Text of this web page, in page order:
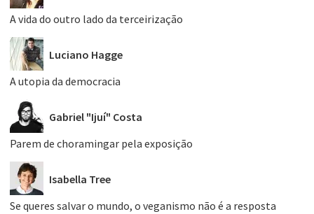
A vida do outro lado da terceirização
Luciano Hagge
A utopia da democracia
Gabriel "Ijuí" Costa
Parem de choramingar pela exposição
Isabella Tree
Se queres salvar o mundo, o veganismo não é a resposta